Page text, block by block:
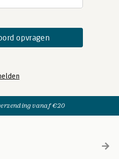
vanaf €20